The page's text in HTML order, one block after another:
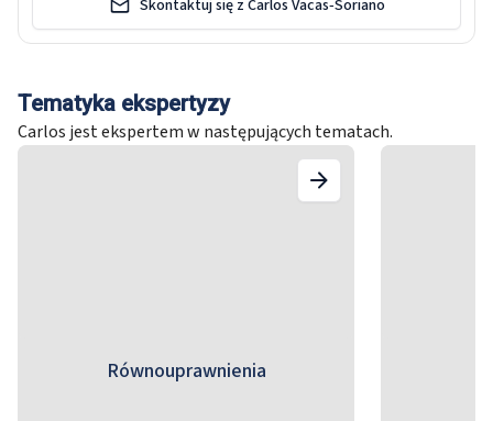
Skontaktuj się z Carlos Vacas‑Soriano
Tematyka ekspertyzy
Carlos jest ekspertem w następujących tematach.
Równouprawnienia